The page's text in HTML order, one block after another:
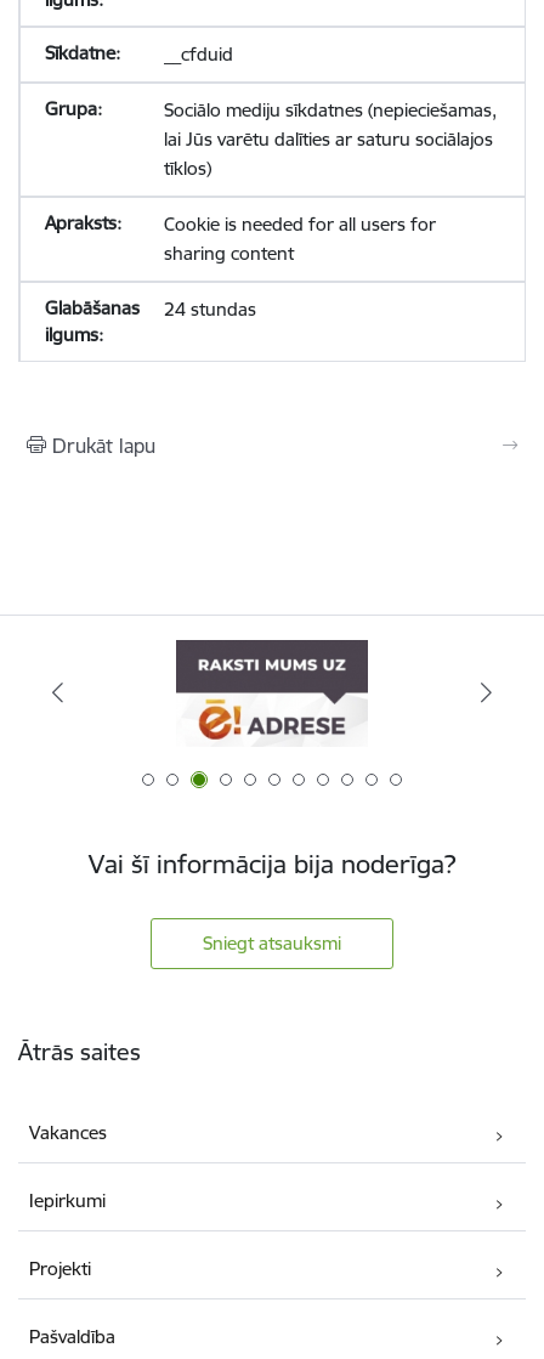
__cfduid
Sociālo mediju sīkdatnes (nepieciešamas,
lai Jūs varētu dalīties ar saturu sociālajos
tīklos)
Cookie is needed for all users for
sharing content
24 stundas
Drukāt lapu
Vai šī informācija bija noderīga?
Sniegt atsauksmi
Ātrās saites
Vakances
Iepirkumi
Projekti
Pašvaldība